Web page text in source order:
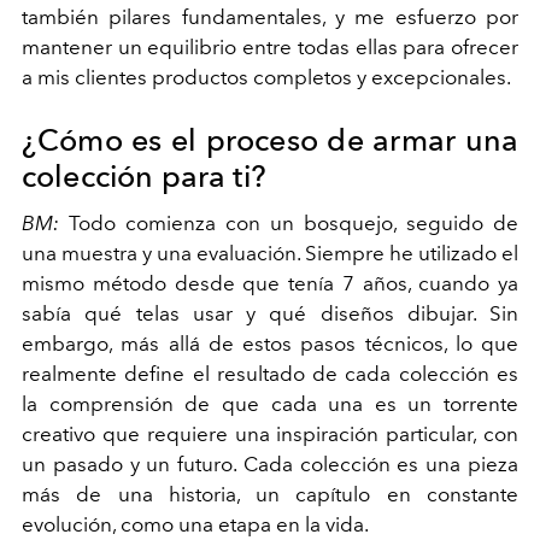
también pilares fundamentales, y me esfuerzo por
mantener un equilibrio entre todas ellas para ofrecer
a mis clientes productos completos y excepcionales.
¿Cómo es el proceso de armar una
colección para ti?
BM: Todo comienza con un bosquejo, seguido de
una muestra y una evaluación. Siempre he utilizado el
mismo método desde que tenía 7 años, cuando ya
sabía qué telas usar y qué diseños dibujar. Sin
embargo, más allá de estos pasos técnicos, lo que
realmente define el resultado de cada colección es
la comprensión de que cada una es un torrente
creativo que requiere una inspiración particular, con
un pasado y un futuro. Cada colección es una pieza
más de una historia, un capítulo en constante
evolución, como una etapa en la vida.